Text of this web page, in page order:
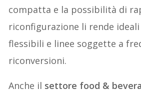
compatta e la possibilità di
riconfigurazione li rende
flessibili e linee soggette a
riconversioni.
Anche il settore food &